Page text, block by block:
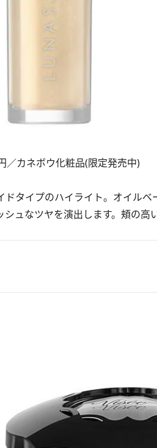
／カネボウ化粧品(限定発売中)
タイプのハイライト。オイルベ
ュなツヤを演出します。頬の高